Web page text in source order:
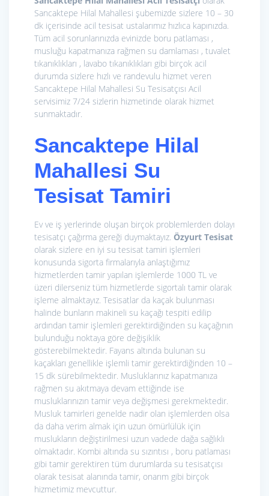
Sancaktepe Hilal Mahallesi şubemizde sizlere 10 – 30
dk içerisinde acil tesisat ustalarımız hızlıca kapınızda.
Tüm acil sorunlarınızda evinizde boru patlaması ,
musluğu kapatmanıza rağmen su damlaması , tuvalet
tıkanıklıkları , lavabo tıkanıklıkları gibi birçok acil
durumda sizlere hızlı ve randevulu hizmet veren
Sancaktepe Hilal Mahallesi Su Tesisatçısı Acil
servisimiz 7/24 sizlerin hizmetinde olarak hizmet
sunmaktadır.
Sancaktepe Hilal
Mahallesi Su
Tesisat Tamiri
Ev ve iş yerlerinde oluşan birçok problemlerden dolayı
tesisatçı çağırma gereği duymaktayız. Özyurt Tesisat
olarak sizlere en iyi su tesisat tamiri işlemleri
konusunda sigorta firmalarıyla anlaştığımız
hizmetlerden tamir yapılan işlemlerde 1000 TL ve
üzeri dilerseniz tüm hizmetlerde sigortalı tamir olarak
işleme almaktayız. Tesisatlar da kaçak bulunması
halinde bunların makineli su kaçağı tespiti edilip
ardından tamir işlemleri gerektirdiğinden su kaçağının
bulunduğu noktaya göre değişiklik
gösterebilmektedir. Fayans altında bulunan su
kaçakları genellikle işlemli tamir gerektirdiğinden 10 –
15 dk sürebilmektedir. Musluklarınız kapatmanıza
rağmen su akıtmaya devam ettiğinde ise
musluklarınızın tamir veya değişmesi gerekmektedir.
Musluk tamirleri genelde nadir olan işlemlerden olsa
da daha verim almak için uzun ömürlülük için
muslukların değiştirilmesi uzun vadede dağa sağlıklı
olmaktadır. Kombi altında su sızıntısı , boru patlaması
gibi tamir gerektiren tüm durumlarda su tesisatçısı
olarak tesisat alanında tamir, onarım gibi birçok
hizmetimiz mevcuttur.